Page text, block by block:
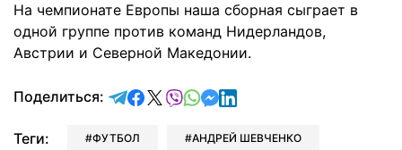
На чемпионате Европы наша сборная сыграет в
одной группе против команд Нидерландов,
Австрии и Северной Македонии.
Поделиться: отправить в Telegram
поделиться в Facebook
поделиться в X
отправить в Viber
отправить в Whatsapp
отправить в Messenger
отправить в LinkedIn
Теги: ФУТБОЛ АНДРЕЙ ШЕВЧЕНКО